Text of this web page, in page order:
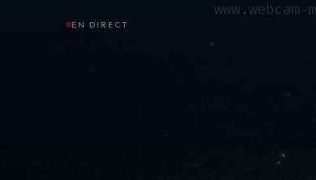
EN DIRECT